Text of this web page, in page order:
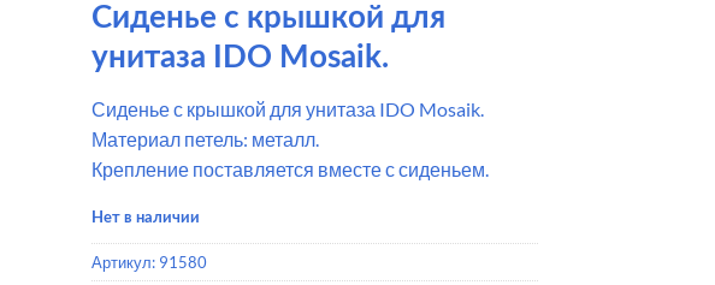
Сиденье с крышкой для
унитаза IDO Mosaik.
Сиденье с крышкой для унитаза IDO Mosaik.
Материал петель: металл.
Крепление поставляется вместе с сиденьем.
Нет в наличии
Артикул: 91580